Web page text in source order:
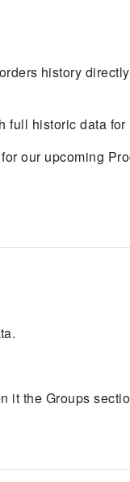
history
full historic data
our upcoming
it the Groups